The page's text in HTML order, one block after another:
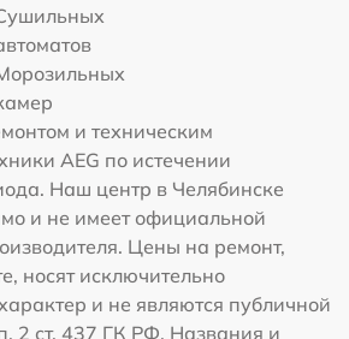
и техническим
AEG по истечении
Наш центр в Челябинске
и не имеет официальной
Цены на ремонт,
носят исключительно
и не являются публичной
2 ст. 437 ГК РФ. Названия и